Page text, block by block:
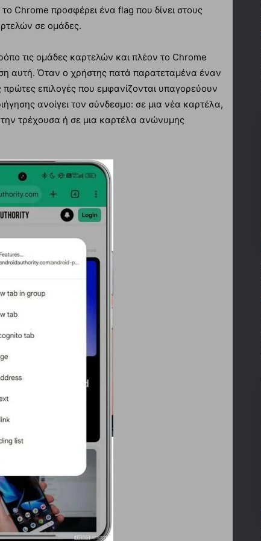
Chrome προσφέρει ένα flag που δίνει στους
σε ομάδες.
τις ομάδες καρτελών και πλέον το Chrome
αυτή. Όταν ο χρήστης πατά παρατεταμένα έναν
επιλογές που εμφανίζονται υπαγορεύουν
ανοίγει τον σύνδεσμο: σε μια νέα καρτέλα,
τρέχουσα ή σε μια καρτέλα ανώνυμης